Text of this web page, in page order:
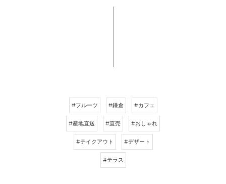
#フルーツ #鎌倉 #カフェ
#産地直送 #直売 #おしゃれ
#テイクアウト #デザート
#テラス